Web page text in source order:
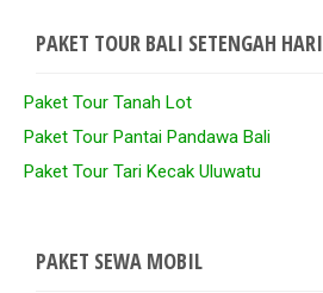
PAKET TOUR BALI SETENGAH HARI
Paket Tour Tanah Lot
Paket Tour Pantai Pandawa Bali
Paket Tour Tari Kecak Uluwatu
PAKET SEWA MOBIL